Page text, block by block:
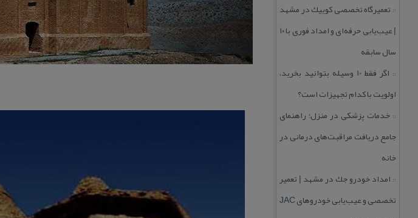
:: تعمیرگاه تخصصی كوییك در مشهد
| عیب‌یابی حرفه‌ای و امداد فوری با ۱۰
سال سابقه
::
اگر فقط 10 وسیله بتوانید بخرید،
اولویت با كدام تجهیزات است؟
:: خدمات پزشكی در منزل؛ راهنمای
جامع دریافت مراقبت‌های درمانی در
خانه
:: امداد خودرو جك در مشهد | تعمیر
تخصصی و عیب‌یابی خودروهای JAC